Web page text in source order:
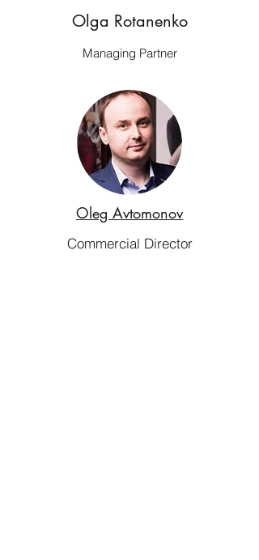
Olga Rotanenko
Managing Partner
Oleg Avtomonov
Commercial Director